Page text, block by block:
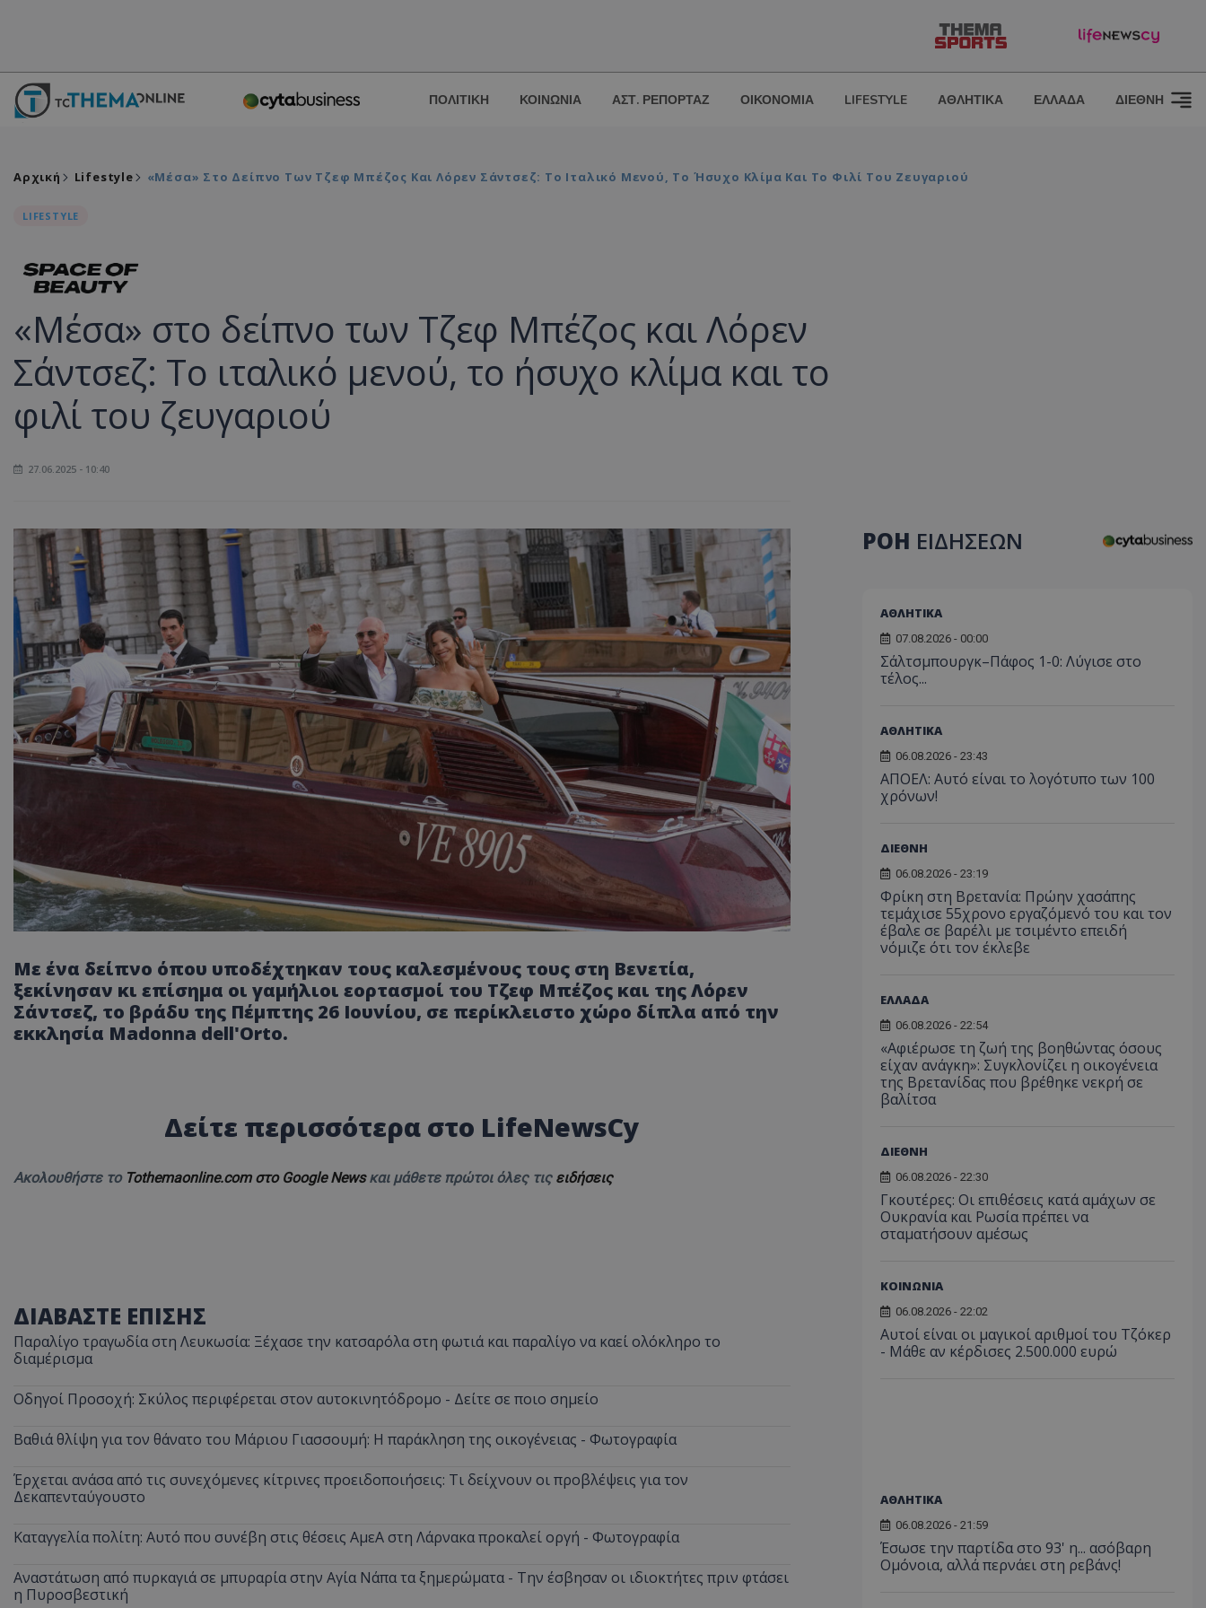
ΠΟΛΙΤΙΚΗ ΚΟΙΝΩΝΙΑ ΑΣΤ. ΡΕΠΟΡΤΑΖ ΟΙΚΟΝΟΜΙΑ LIFESTYLE ΑΘΛΗΤΙΚΑ ΕΛΛΑΔΑ ΔΙΕΘΝΗ
Αρχική Lifestyle «Μέσα» Στο Δείπνο Των Τζεφ Μπέζος Και Λόρεν Σάντσεζ: Το Ιταλικό Μενού, Το Ήσυχο Κλίμα Και Το Φιλί Του Ζευγαριού
LIFESTYLE
«Μέσα» στο δείπνο των Τζεφ Μπέζος και Λόρεν
Σάντσεζ: Το ιταλικό μενού, το ήσυχο κλίμα και το
φιλί του ζευγαριού
27.06.2025 - 10:40
Με ένα δείπνο όπου υποδέχτηκαν τους καλεσμένους τους στη Βενετία,
ξεκίνησαν κι επίσημα οι γαμήλιοι εορτασμοί του Τζεφ Μπέζος και της Λόρεν
Σάντσεζ, το βράδυ της Πέμπτης 26 Ιουνίου, σε περίκλειστο χώρο δίπλα από την
εκκλησία Madonna dell'Orto.
Δείτε περισσότερα στο LifeNewsCy
Ακολουθήστε το Tothemaonline.com στο Google Newsκαι μάθετε πρώτοι όλες τις ειδήσεις
ΔΙΑΒΑΣΤΕ ΕΠΙΣΗΣ
Παραλίγο τραγωδία στη Λευκωσία: Ξέχασε την κατσαρόλα στη φωτιά και παραλίγο να καεί ολόκληρο το
διαμέρισμα
Οδηγοί Προσοχή: Σκύλος περιφέρεται στον αυτοκινητόδρομο - Δείτε σε ποιο σημείο
Βαθιά θλίψη για τον θάνατο του Μάριου Γιασσουμή: Η παράκληση της οικογένειας - Φωτογραφία
Έρχεται ανάσα από τις συνεχόμενες κίτρινες προειδοποιήσεις: Τι δείχνουν οι προβλέψεις για τον
Δεκαπενταύγουστο
Καταγγελία πολίτη: Αυτό που συνέβη στις θέσεις ΑμεΑ στη Λάρνακα προκαλεί οργή - Φωτογραφία
Αναστάτωση από πυρκαγιά σε μπυραρία στην Αγία Νάπα τα ξημερώματα - Την έσβησαν οι ιδιοκτήτες πριν φτάσει
η Πυροσβεστική
ΡΟΗ ΕΙΔΗΣΕΩΝ
ΑΘΛΗΤΙΚΑ
07.08.2026 - 00:00
Σάλτσμπουργκ–Πάφος 1-0: Λύγισε στο
τέλος...
ΑΘΛΗΤΙΚΑ
06.08.2026 - 23:43
ΑΠΟΕΛ: Αυτό είναι το λογότυπο των 100
χρόνων!
ΔΙΕΘΝΗ
06.08.2026 - 23:19
Φρίκη στη Βρετανία: Πρώην χασάπης
τεμάχισε 55χρονο εργαζόμενό του και τον
έβαλε σε βαρέλι με τσιμέντο επειδή
νόμιζε ότι τον έκλεβε
ΕΛΛΑΔΑ
06.08.2026 - 22:54
«Αφιέρωσε τη ζωή της βοηθώντας όσους
είχαν ανάγκη»: Συγκλονίζει η οικογένεια
της Βρετανίδας που βρέθηκε νεκρή σε
βαλίτσα
ΔΙΕΘΝΗ
06.08.2026 - 22:30
Γκουτέρες: Οι επιθέσεις κατά αμάχων σε
Ουκρανία και Ρωσία πρέπει να
σταματήσουν αμέσως
ΚΟΙΝΩΝΙΑ
06.08.2026 - 22:02
Αυτοί είναι οι μαγικοί αριθμοί του Τζόκερ
- Μάθε αν κέρδισες 2.500.000 ευρώ
ΑΘΛΗΤΙΚΑ
06.08.2026 - 21:59
Έσωσε την παρτίδα στο 93' η... ασόβαρη
Ομόνοια, αλλά περνάει στη ρεβάνς!